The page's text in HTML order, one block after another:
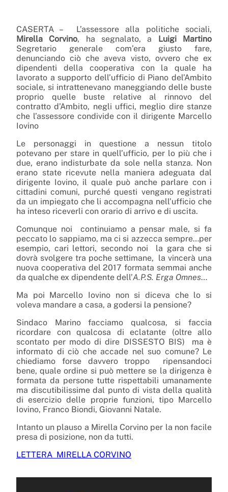
CASERTA – L’assessore alla politiche sociali,
Mirella Corvino, ha segnalato, a
Luigi Martino
Segretario generale com’era giusto fare,
denunciando ciò che aveva visto, ovvero che ex
dipendenti della cooperativa con la quale ha
lavorato a supporto dell’ufficio di Piano del’Ambito
sociale, si intrattenevano maneggiando delle buste
proprio quelle buste relative al rinnovo del
contratto d’Ambito, negli uffici, meglio dire stanze
che l’assessore condivide con il dirigente Marcello
Iovino
Le personaggi in questione a nessun titolo
potevano per stare in quell’ufficio, per lo più che i
due, erano indisturbate da sole nella stanza. Non
erano state ricevute nella maniera adeguata dal
dirigente Iovino, il quale può anche parlare con i
cittadini comuni, purché questi vengano registrati
da un impiegato che li accompagna nell’ufficio che
ha inteso riceverli con orario di arrivo e di uscita.
Comunque noi continuiamo a pensar male, si fa
peccato lo sappiamo, ma ci si azzecca sempre…per
esempio, cari lettori, secondo noi la gara che si
dovrà svolgere tra poche settimane, la vincerà una
nuova cooperativa del 2017 formata semmai anche
da qualche ex dipendente dell’A.P.S. Erga Omnes…
Ma poi Marcello Iovino non si diceva che lo si
voleva mandare a casa, a godersi la pensione?
Sindaco Marino facciamo qualcosa, si faccia
ricordare con qualcosa di eclatante (oltre allo
scontato per modo di dire DISSESTO BIS) ma è
informato di ciò che accade nel suo comune? Le
chiediamo forse davvero troppo ripensandoci
bene, quale ordine si può mettere se la dirigenza è
formata da persone tutte rispettabili umanamente
ma discutibilissime dal punto di vista della qualità
di esercizio delle proprie funzioni, tipo Marcello
Iovino, Franco Biondi, Giovanni Natale.
Intanto un plauso a Mirella Corvino per la non facile
presa di posizione, non da tutti.
LETTERA MIRELLA CORVINO